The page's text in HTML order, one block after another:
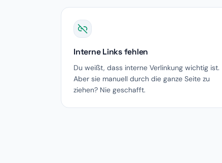
Interne Links fehlen
Du weißt, dass interne Verlinkung wichtig ist.
Aber sie manuell durch die ganze Seite zu
ziehen? Nie geschafft.